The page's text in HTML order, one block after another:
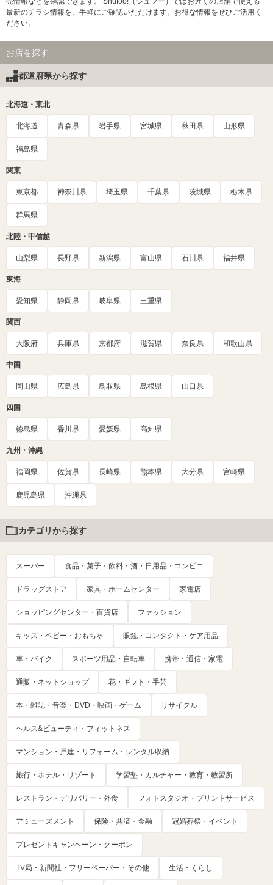
最新のチラシ情報を、手軽にご確認いただけます。お得な情報をぜひご活用く
ださい。
お店を探す
都道府県から探す
北海道・東北
北海道 青森県 岩手県 宮城県 秋田県 山形県
福島県
関東
東京都 神奈川県 埼玉県 千葉県 茨城県 栃木県
群馬県
北陸・甲信越
山梨県 長野県 新潟県 富山県 石川県 福井県
東海
愛知県 静岡県 岐阜県 三重県
関西
大阪府 兵庫県 京都府 滋賀県 奈良県 和歌山県
中国
岡山県 広島県 鳥取県 島根県 山口県
四国
徳島県 香川県 愛媛県 高知県
九州・沖縄
福岡県 佐賀県 長崎県 熊本県 大分県 宮崎県
鹿児島県 沖縄県
カテゴリから探す
スーパー 食品・菓子・飲料・酒・日用品・コンビニ
ドラッグストア 家具・ホームセンター 家電店
ショッピングセンター・百貨店 ファッション
キッズ・ベビー・おもちゃ 眼鏡・コンタクト・ケア用品
車・バイク スポーツ用品・自転車 携帯・通信・家電
通販・ネットショップ 花・ギフト・手芸
本・雑誌・音楽・DVD・映画・ゲーム リサイクル
ヘルス&ビューティ・フィットネス
マンション・戸建・リフォーム・レンタル収納
旅行・ホテル・リゾート 学習塾・カルチャー・教育・教習所
レストラン・デリバリー・外食 フォトスタジオ・プリントサービス
アミューズメント 保険・共済・金融 冠婚葬祭・イベント
プレゼントキャンペーン・クーポン
TV局・新聞社・フリーペーパー・その他 生活・くらし